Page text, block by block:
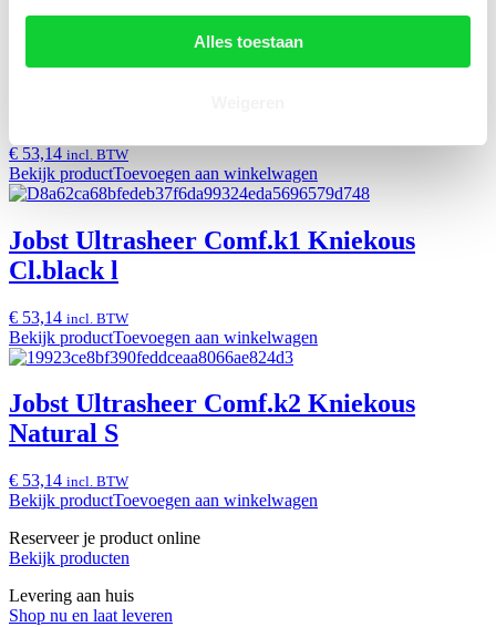
Alles toestaan
Jobst Ultrasheer Comf.k1 Kniekous
€ 53,14 incl. BTW
Bekijk productToevoegen aan winkelwagen
Jobst Ultrasheer Comf.k1 Kniekous
Cl.black l
€ 53,14 incl. BTW
Bekijk productToevoegen aan winkelwagen
Jobst Ultrasheer Comf.k2 Kniekous
Natural S
€ 53,14 incl. BTW
Bekijk productToevoegen aan winkelwagen
Reserveer je product online
Bekijk producten
Levering aan huis
Shop nu en laat leveren